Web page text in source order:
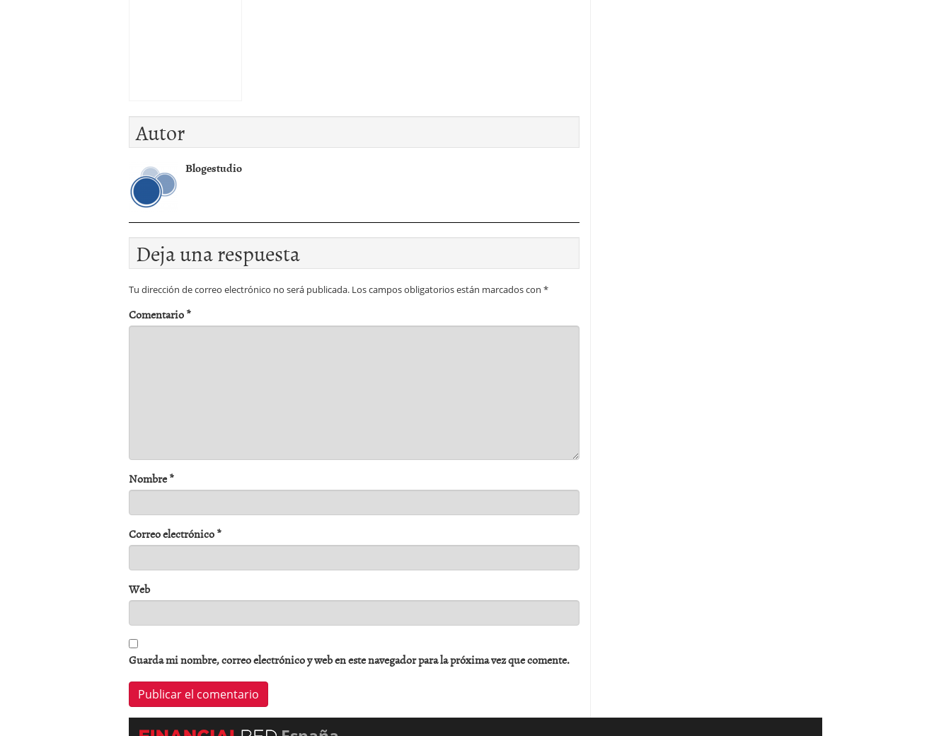
Autor
Blogestudio
Deja una respuesta
Tu dirección de correo electrónico no será publicada. Los campos obligatorios están marcados con *
Comentario*
Nombre*
Correo electrónico*
Web
Guarda mi nombre, correo electrónico y web en este navegador para la próxima vez que comente.